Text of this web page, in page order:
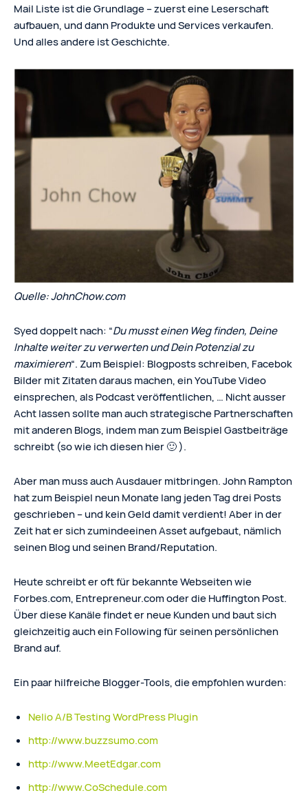
Mail Liste ist die Grundlage – zuerst eine Leserschaft
aufbauen, und dann Produkte und Services verkaufen.
Und alles andere ist Geschichte.
Quelle: JohnChow.com
Syed doppelt nach: “Du musst einen Weg finden, Deine
Inhalte weiter zu verwerten und Dein Potenzial zu
maximieren“. Zum Beispiel: Blogposts schreiben, Facebok
Bilder mit Zitaten daraus machen, ein YouTube Video
einsprechen, als Podcast veröffentlichen, … Nicht ausser
Acht lassen sollte man auch strategische Partnerschaften
mit anderen Blogs, indem man zum Beispiel Gastbeiträge
schreibt (so wie ich diesen hier 🙂 ).
Aber man muss auch Ausdauer mitbringen. John Rampton
hat zum Beispiel neun Monate lang jeden Tag drei Posts
geschrieben – und kein Geld damit verdient! Aber in der
Zeit hat er sich zumindeeinen Asset aufgebaut, nämlich
seinen Blog und seinen Brand/Reputation.
Heute schreibt er oft für bekannte Webseiten wie
Forbes.com, Entrepreneur.com oder die Huffington Post.
Über diese Kanäle findet er neue Kunden und baut sich
gleichzeitig auch ein Following für seinen persönlichen
Brand auf.
Ein paar hilfreiche Blogger-Tools, die empfohlen wurden:
Nelio A/B Testing WordPress Plugin
http://www.buzzsumo.com
http://www.MeetEdgar.com
http://www.CoSchedule.com